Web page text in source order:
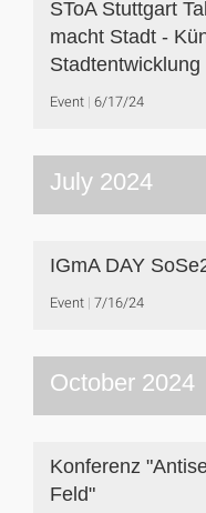
SToA Stuttgart
macht Stadt -
Stadtentwicklung
Event 6/17/24
July 2024
IGmA DAY
Event 7/16/24
October 2024
Konferenz
Feld"